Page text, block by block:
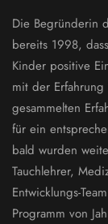
Die Begründerin
bereits 1998,
Kinder positive
mit der
gesammelten
für ein
bald wurden
Tauchlehrer,
Entwicklungs-
Programm von